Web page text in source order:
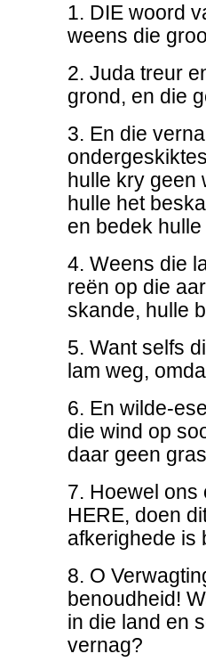
1. DIE woord
weens die
2. Juda treur
grond, en die
3. En die
hulle kry geen
hulle het
en bedek hulle
4. Weens die
reën op die
skande, hulle
5. Want selfs
lam weg,
6. En wilde-
die wind op
daar geen
7. Hoewel ons
HERE, doen
afkerighede is
8. O
benoudheid!
in die land en
vernag?